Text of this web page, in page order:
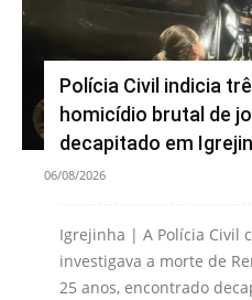
Polícia Civil indicia
homicídio brutal de
decapitado em
06/08/2026
Igrejinha | A Polícia Civil
investigava a morte de
25 anos, encontrado